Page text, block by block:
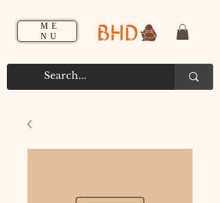
ME
NU
BHD